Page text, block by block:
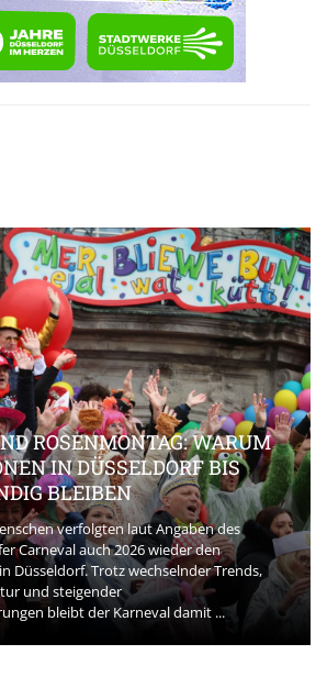
ROSENMONTAG: WARUM
IN DÜSSELDORF BIS
BLEIBEN
verfolgten laut Angaben des
Carneval auch 2026 wieder den
Düsseldorf. Trotz wechselnder Trends,
und steigender
bleibt der Karneval damit ...